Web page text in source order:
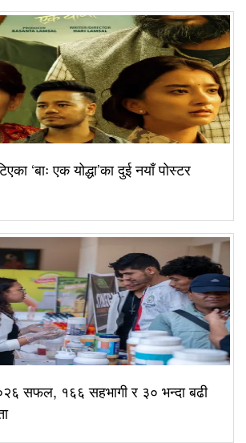
‘बाः एक योद्धा’का दुई नयाँ पोस्टर
सफल, १६६ सहभागी र ३० भन्दा बढी